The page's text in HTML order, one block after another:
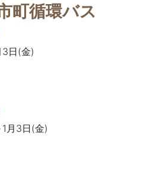
町循環バス
3日(金)
月3日(金)